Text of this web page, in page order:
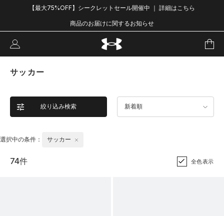
【最大75%OFF】シークレットセール開催中 ｜ 詳細はこちら
商品のお届けに関するお知らせ
サッカー
絞り込み検索 新着順
選択中の条件： サッカー
74件 全色表示